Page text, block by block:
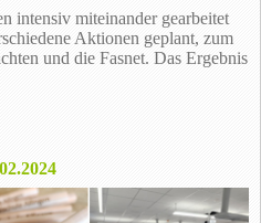
intensiv miteinander gearbeitet
Aktionen geplant, zum
und die Fasnet. Das Ergebnis